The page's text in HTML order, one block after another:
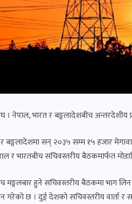
। नेपाल, भारत र बङ्गलादेशबीच अन्तरदेशीय
बङ्गलादेशमा सन् २०३५ सम्म १५ हजार
र भारतबीच सचिवस्तरीय बैठकमार्फत
मङ्गलबार हुने सचिवस्तरीय बैठकमा भाग
गरेको छ । दुई देशको सचिवस्तरीय वार्ता र